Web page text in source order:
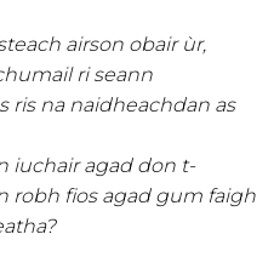
airson obair ùr,
ri seann
ris na naidheachdan as
iuchair agad don t-
robh fios agad gum faigh